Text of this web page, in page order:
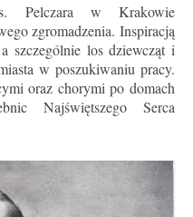
Pelczara w Krakowie
zgromadzenia. Inspiracją
szczególnie los dziewcząt i
w poszukiwaniu pracy.
oraz chorymi po domach
Najświętszego Serca